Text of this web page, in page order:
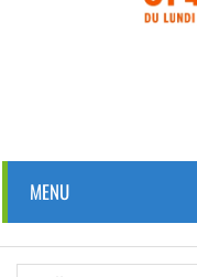
MENU